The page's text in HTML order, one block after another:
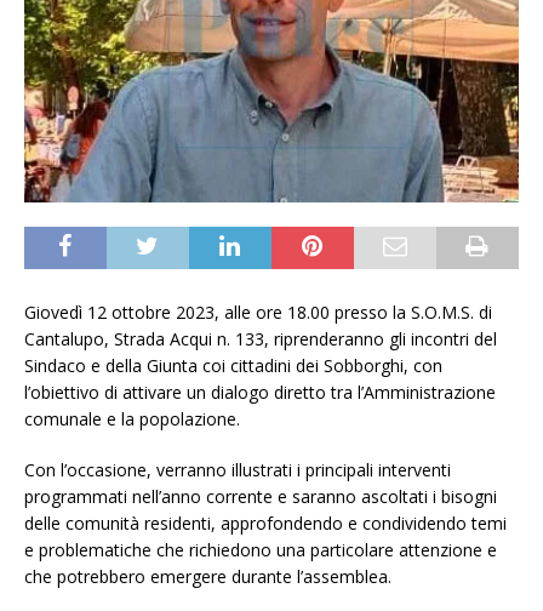
Giovedì 12 ottobre 2023, alle ore 18.00 presso la S.O.M.S. di
Cantalupo, Strada Acqui n. 133, riprenderanno gli incontri del
Sindaco e della Giunta coi cittadini dei Sobborghi, con
l’obiettivo di attivare un dialogo diretto tra l’Amministrazione
comunale e la popolazione.
Con l’occasione, verranno illustrati i principali interventi
programmati nell’anno corrente e saranno ascoltati i bisogni
delle comunità residenti, approfondendo e condividendo temi
e problematiche che richiedono una particolare attenzione e
che potrebbero emergere durante l’assemblea.